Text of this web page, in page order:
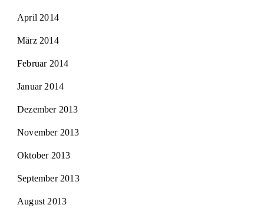
April 2014
März 2014
Februar 2014
Januar 2014
Dezember 2013
November 2013
Oktober 2013
September 2013
August 2013